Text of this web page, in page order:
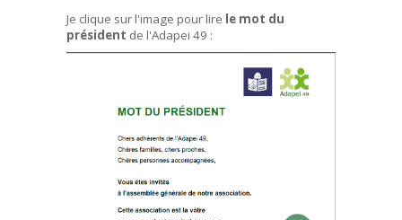
Je clique sur l'image pour lire le mot du
président de l'Adapei 49 :